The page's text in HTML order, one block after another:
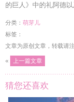
的巨人》中的礼阿德
分类：萌芽儿
标签：
文章为原创文章，转载请
« 上一篇文章
猜您还喜欢